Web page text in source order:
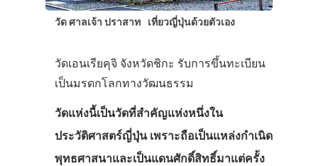
วัด ศาลเจ้า ปราสาท เที่ยวญี่ปุ่นด้วยตัวเอง
วัดเอนเรียคุจิ จังหวัดชิกะ รับการขึ้นทะเบียน
เป็นมรดกโลกทางวัฒนธรรม
วัดแห่งนี้เป็นวัดที่สำคัญแห่งหนึ่งใน
ประวัติศาสตร์ญี่ปุ่น เพราะถือเป็นแหล่งกำเนิด
พุทธศาสนาและเป็นแดนศักดิ์สิทธิ์มาแต่ครั้ง